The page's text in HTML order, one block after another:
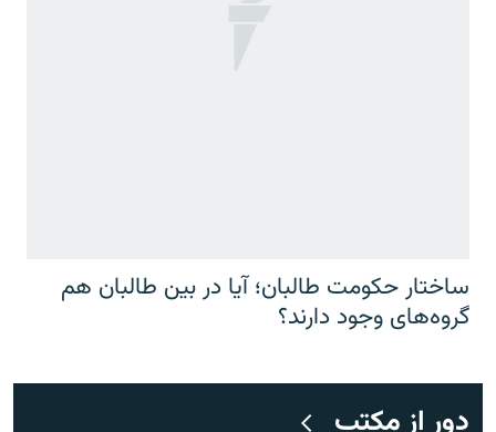
ساختار حکومت طالبان؛ آیا در بین طالبان هم
گروه‌های وجود دارند؟
دور از مکتب